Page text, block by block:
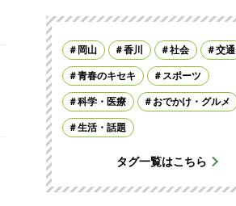
岡山 香川 社会 交通
青春のキセキ スポーツ
科学・医療 おでかけ・グルメ
生活・話題
タグ一覧はこちら